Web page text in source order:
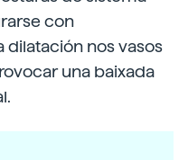
con
dilatación nos vasos
una baixada